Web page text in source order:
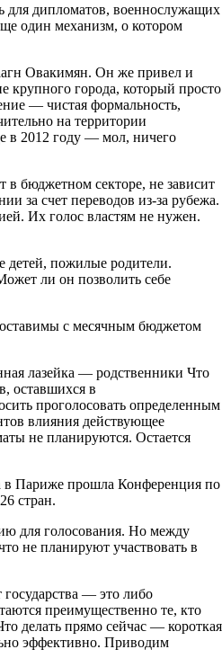
для дипломатов, военнослужащих
один механизм, о котором
Овакимян. Он же привел и
крупного города, который просто
— чистая формальность,
на территории
в 2012 году — мол, ничего
в бюджетном секторе, не зависит
за счет переводов из-за рубежа.
Их голос властям не нужен.
детей, пожилые родители.
ли он позволить себе
с месячным бюджетом
лазейка — родственники Что
оставшихся в
проголосовать определенным
влияния действующее
не планируются. Остается
в Париже прошла Конференция по
стран.
для голосования. Но между
не планируют участвовать в
— это либо
преимущественно те, кто
делать прямо сейчас — короткая
эффективно. Приводим